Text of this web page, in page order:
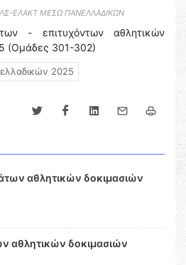
ΛΣ-ΕΛΑΚΤ ΜΕΣΩ ΠΑΝΕΛΛΑΔΙΚΩΝ
- επιτυχόντων αθλητικών
(Oμάδες 301-302)
2025
αθλητικών δοκιμασιών
αθλητικών δοκιμασιών